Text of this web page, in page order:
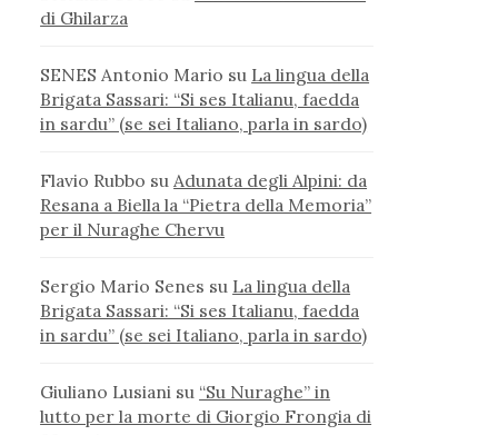
di Ghilarza
SENES Antonio Mario su La lingua della
Brigata Sassari: “Si ses Italianu, faedda
in sardu” (se sei Italiano, parla in sardo)
Flavio Rubbo su Adunata degli Alpini: da
Resana a Biella la “Pietra della Memoria”
per il Nuraghe Chervu
Sergio Mario Senes su La lingua della
Brigata Sassari: “Si ses Italianu, faedda
in sardu” (se sei Italiano, parla in sardo)
Giuliano Lusiani su “Su Nuraghe” in
lutto per la morte di Giorgio Frongia di